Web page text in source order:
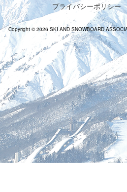
プライバシーポリシー
Copyright © 2026 SKI AND SNOWBOARD